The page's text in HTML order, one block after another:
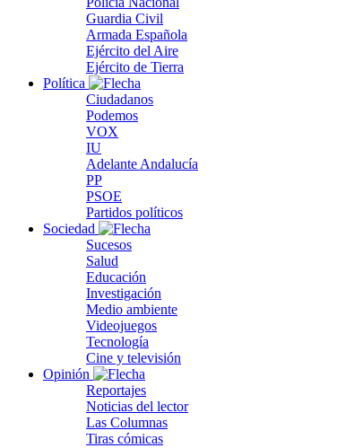
Guardia Civil
Armada Española
Ejército del Aire
Ejército de Tierra
Política
Ciudadanos
Podemos
VOX
IU
Adelante Andalucía
PP
PSOE
Partidos políticos
Sociedad
Sucesos
Salud
Educación
Investigación
Medio ambiente
Videojuegos
Tecnología
Cine y televisión
Opinión
Reportajes
Noticias del lector
Las Columnas
Tiras cómicas